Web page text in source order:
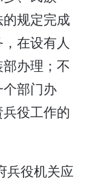
规定完成
在设有人
办理；不
部门办
役工作的
兵役机关应